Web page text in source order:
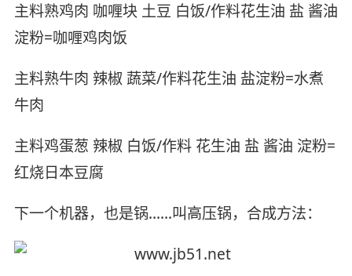
主料熟鸡肉 咖喱块 土豆 白饭/作料花生油 盐 酱油
淀粉=咖喱鸡肉饭
主料熟牛肉 辣椒 蔬菜/作料花生油 盐淀粉=水煮
牛肉
主料鸡蛋葱 辣椒 白饭/作料 花生油 盐 酱油 淀粉=
红烧日本豆腐
下一个机器，也是锅……叫高压锅，合成方法：